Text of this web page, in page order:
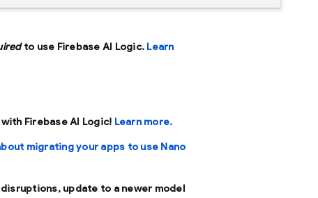
to use Firebase AI Logic. Learn
Firebase AI Logic! Learn more.
migrating your apps to use Nano
update to a newer model